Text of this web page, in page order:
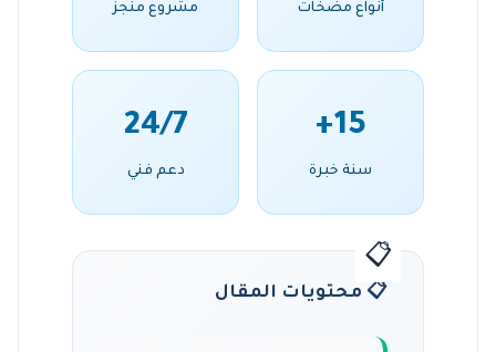
أنواع مضخات مشروع منجز
15+
سنة خبرة
24/7
دعم فني
📋 محتويات المقال